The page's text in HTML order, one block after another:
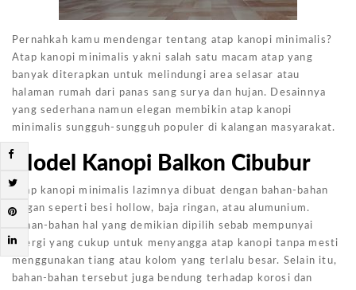
Pernahkah kamu mendengar tentang atap kanopi minimalis?
Atap kanopi minimalis yakni salah satu macam atap yang
banyak diterapkan untuk melindungi area selasar atau
halaman rumah dari panas sang surya dan hujan. Desainnya
yang sederhana namun elegan membikin atap kanopi
minimalis sungguh-sungguh populer di kalangan masyarakat.
Model Kanopi Balkon Cibubur
Atap kanopi minimalis lazimnya dibuat dengan bahan-bahan
ringan seperti besi hollow, baja ringan, atau alumunium.
Bahan-bahan hal yang demikian dipilih sebab mempunyai
energi yang cukup untuk menyangga atap kanopi tanpa mesti
menggunakan tiang atau kolom yang terlalu besar. Selain itu,
bahan-bahan tersebut juga bendung terhadap korosi dan